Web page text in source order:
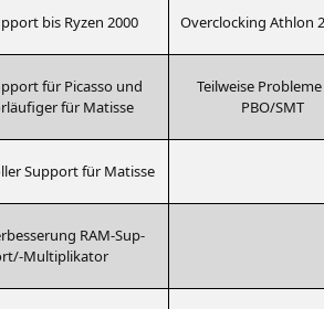
bis Ryzen 2000 Over­clo­cking Ath­lon
für Picas­so und
für Matisse
Teil­wei­se
PBO/SMT
Sup­port für Matisse
RAM-Sup­
Mul­ti­pli­ka­tor